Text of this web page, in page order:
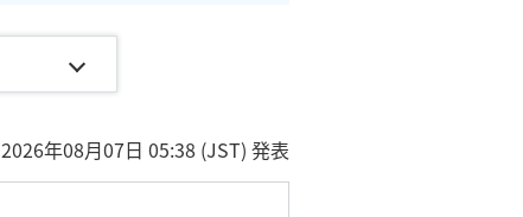
2026年08月07日 05:38 (JST) 発表